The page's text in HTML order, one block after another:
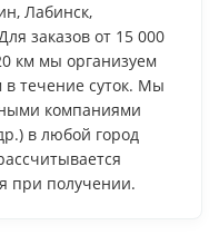
Лабинск,
заказов от 15 000
км мы организуем
в течение суток. Мы
компаниями
в любой город
при получении.